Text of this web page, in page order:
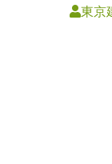
東京